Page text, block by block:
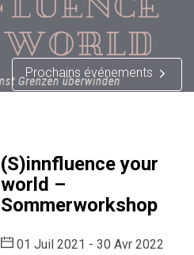
Prochains événements
(S)innfluence your
world –
Sommerworkshop
01 Juil 2021 - 30 Avr 2022